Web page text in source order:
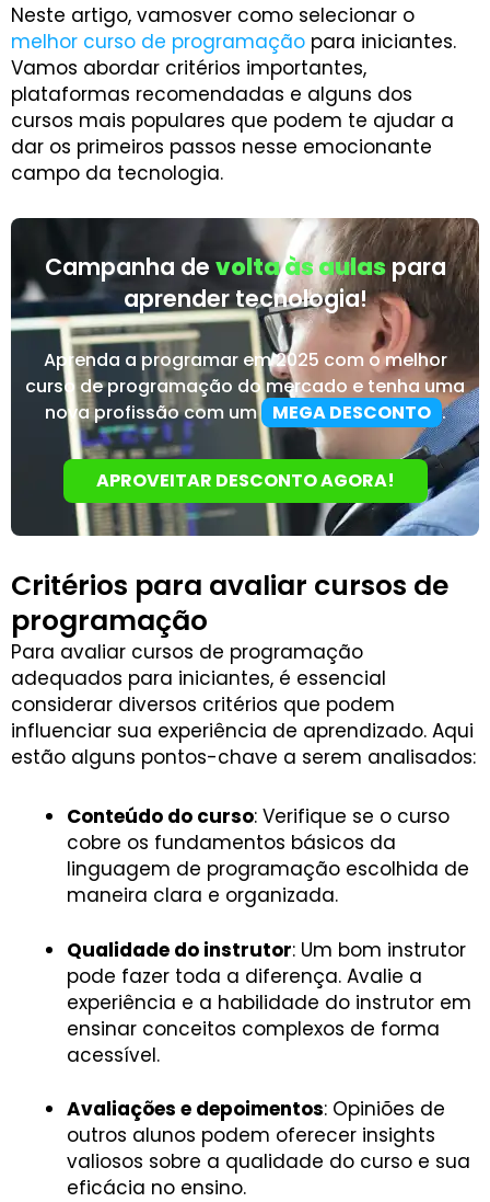
Neste artigo, vamosver como selecionar o
melhor curso de programação para iniciantes.
Vamos abordar critérios importantes,
plataformas recomendadas e alguns dos
cursos mais populares que podem te ajudar a
dar os primeiros passos nesse emocionante
campo da tecnologia.
Campanha de volta às aulaspara
aprender tecnologia!
Aprenda a programar em 2025 com o melhor
curso de programação do mercado e tenha uma
nova profissão com um MEGA DESCONTO .
APROVEITAR DESCONTO AGORA!
Critérios para avaliar cursos de
programação
Para avaliar cursos de programação
adequados para iniciantes, é essencial
considerar diversos critérios que podem
influenciar sua experiência de aprendizado. Aqui
estão alguns pontos-chave a serem analisados:
Conteúdo do curso: Verifique se o curso
cobre os fundamentos básicos da
linguagem de programação escolhida de
maneira clara e organizada.
Qualidade do instrutor: Um bom instrutor
pode fazer toda a diferença. Avalie a
experiência e a habilidade do instrutor em
ensinar conceitos complexos de forma
acessível.
Avaliações e depoimentos: Opiniões de
outros alunos podem oferecer insights
valiosos sobre a qualidade do curso e sua
eficácia no ensino.